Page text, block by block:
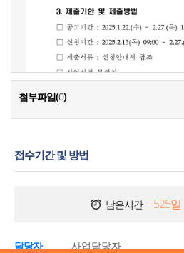
첨부파일(0)
접수기간 및 방법
남은시간 -525일
담당자
사업담당자